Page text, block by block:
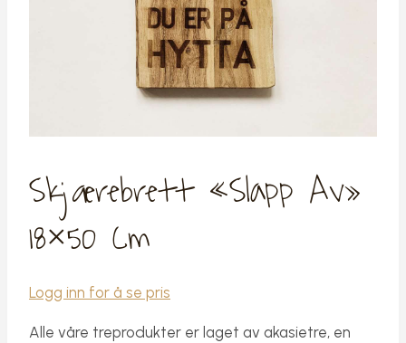
Skjærebrett «slapp Av»
18×50 Cm
Logg inn for å se pris
Alle våre treprodukter er laget av akasietre, en